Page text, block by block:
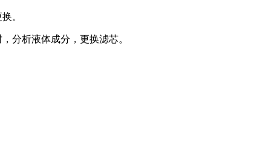
。
分析液体成分，更换滤芯。